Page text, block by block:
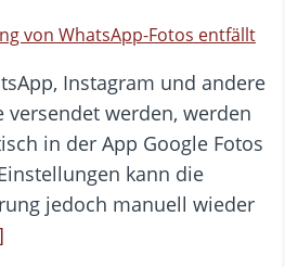
von WhatsApp-Fotos entfällt
Instagram und andere
versendet werden, werden
in der App Google Fotos
kann die
jedoch manuell wieder